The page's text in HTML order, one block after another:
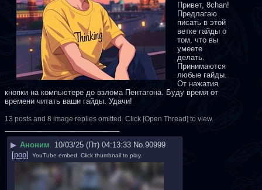
Привет, 8chan!
Предлагаю
писать в этой
ветке гайды о
том, что вы
умеете
делать.
Принимаются
любые гайды.
От нажатия
кнопки на компьютере до взлома Пентагона. Буду время от
времени читать ваши гайды. Удачи!
13 posts and 8 image replies omitted. Click [Open Thread] to view.
▶ Аноним 10/03/25 (Пт) 04:13:33 No. 90999
[pop]
YouTube embed. Click thumbnail to play.